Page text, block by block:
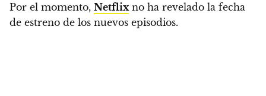
Por el momento, Netflixno ha revelado la fecha
de estreno de los nuevos episodios.